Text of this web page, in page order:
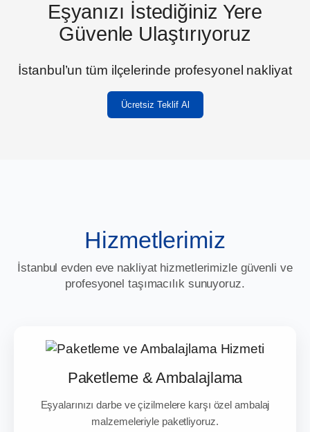
Eşyanızı İstediğiniz Yere
Güvenle Ulaştırıyoruz
İstanbul’un tüm ilçelerinde profesyonel nakliyat
Ücretsiz Teklif Al
Hizmetlerimiz
İstanbul evden eve nakliyat hizmetlerimizle güvenli ve
profesyonel taşımacılık sunuyoruz.
Paketleme & Ambalajlama
Eşyalarınızı darbe ve çizilmelere karşı özel ambalaj
malzemeleriyle paketliyoruz.